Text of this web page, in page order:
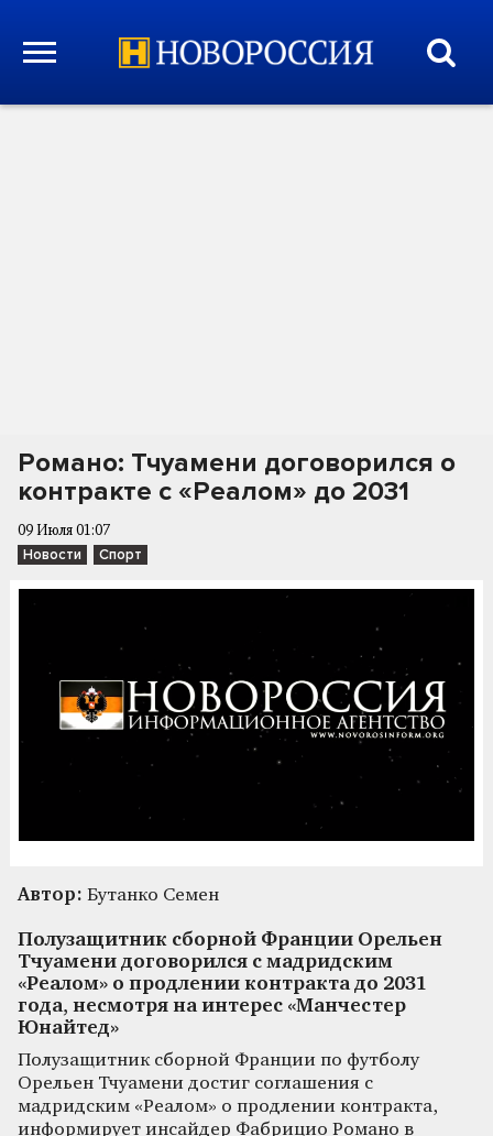
Романо: Тчуамени договорился о
контракте с «Реалом» до 2031
09 Июля 01:07
Новости Спорт
Автор: Бутанко Семен
Полузащитник сборной Франции Орельен
Тчуамени договорился с мадридским
«Реалом» о продлении контракта до 2031
года, несмотря на интерес «Манчестер
Юнайтед»
Полузащитник сборной Франции по футболу
Орельен Тчуамени достиг соглашения с
мадридским «Реалом» о продлении контракта,
информирует инсайдер Фабрицио Романо в